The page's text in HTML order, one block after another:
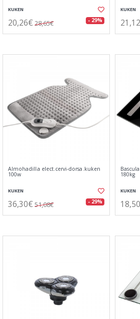
KUKEN
20,26€ 28,65€ - 29%
KUKEN
Almohadilla elect.cervi-dorsa.kuken
100w
KUKEN
36,30€ 51,08€ - 29%
180kg
KUKEN